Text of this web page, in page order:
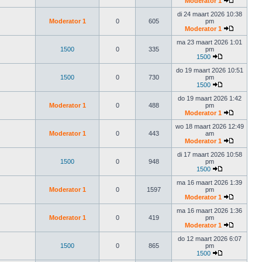
Moderator 1 0 605
di 24 maart 2026 10:38
pm
Moderator 1
1500 0 335
ma 23 maart 2026 1:01
pm
1500
1500 0 730
do 19 maart 2026 10:51
pm
1500
Moderator 1 0 488
do 19 maart 2026 1:42
pm
Moderator 1
Moderator 1 0 443
wo 18 maart 2026 12:49
am
Moderator 1
1500 0 948
di 17 maart 2026 10:58
pm
1500
Moderator 1 0 1597
ma 16 maart 2026 1:39
pm
Moderator 1
Moderator 1 0 419
ma 16 maart 2026 1:36
pm
Moderator 1
1500 0 865
do 12 maart 2026 6:07
pm
1500